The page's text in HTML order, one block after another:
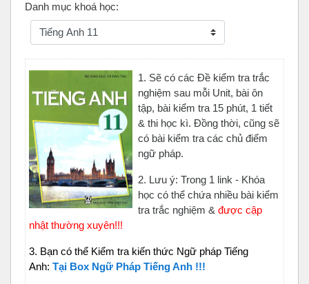
Danh mục khoá học:
1. Sẽ có các Đề kiểm tra trắc
nghiệm sau mỗi Unit, bài ôn
tập, bài kiểm tra 15 phút, 1 tiết
& thi học kì. Đồng thời, cũng sẽ
có bài kiểm tra các chủ điểm
ngữ pháp.
2. Lưu ý: Trong 1 link - Khóa
học có thể chứa nhiều bài kiểm
tra trắc nghiệm & được cập
nhật thường xuyên!!!
3. Bạn có thể Kiểm tra kiến thức Ngữ pháp Tiếng
Anh: Tại Box Ngữ Pháp Tiếng Anh !!!